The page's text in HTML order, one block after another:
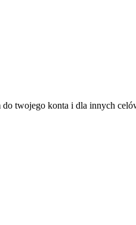
do twojego konta i dla innych